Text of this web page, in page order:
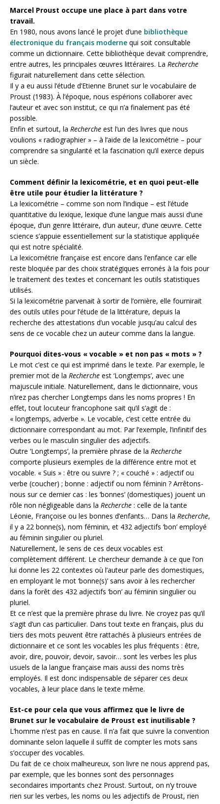
Marcel Proust occupe une place à part dans votre
travail.
En 1980, nous avons lancé le projet d’une bibliothèque
électronique du français moderne qui soit consultable
comme un dictionnaire. Cette bibliothèque devait comprendre,
entre autres, les principales œuvres littéraires. La Recherche
figurait naturellement dans cette sélection.
Il y a eu aussi l’étude d’Etienne Brunet sur le vocabulaire de
Proust (1983). À l’époque, nous espérions collaborer avec
l’auteur et avec son institut, ce qui n’a finalement pas été
possible.
Enfin et surtout, la Recherche est l’un des livres que nous
voulions « radiographier » – à l’aide de la lexicométrie – pour
comprendre sa singularité et la fascination qu’il exerce depuis
un siècle.
Comment définir la lexicométrie, et en quoi peut-elle
être utile pour étudier la littérature ?
La lexicométrie – comme son nom l’indique – est l’étude
quantitative du lexique, lexique d’une langue mais aussi d’une
époque, d’un genre littéraire, d’un auteur, d’une œuvre. Cette
science s’appuie essentiellement sur la statistique appliquée
qui est notre spécialité.
La lexicométrie française est encore dans l’enfance car elle
reste bloquée par des choix stratégiques erronés à la fois pour
le traitement des textes et concernant les outils statistiques
utilisés.
Si la lexicométrie parvenait à sortir de l’ornière, elle fournirait
des outils utiles pour l’étude de la littérature, depuis la
recherche des attestations d’un vocable jusqu’au calcul des
sens de ce vocable chez un auteur comme dans la langue.
Pourquoi dites-vous « vocable » et non pas « mots » ?
Le mot c’est ce qui est imprimé dans le texte. Par exemple, le
premier mot de la Recherche est ‘Longtemps’, avec une
majuscule initiale. Naturellement, dans le dictionnaire, vous
n’irez pas chercher Longtemps dans les noms propres ! En
effet, tout locuteur francophone sait qu’il s’agit de :
« longtemps, adverbe ». Le vocable, c’est cette entrée du
dictionnaire correspondant au mot. Par l’exemple, l’infinitif des
verbes ou le masculin singulier des adjectifs.
Outre ‘Longtemps’, la première phrase de la Recherche
comporte plusieurs exemples de la différence entre mot et
vocable. « Suis » : être ou suivre ? ; « couché » : adjectif ou
verbe (coucher) ; bonne : adjectif ou nom féminin ? Arrêtons-
nous sur ce dernier cas : les ‘bonnes’ (domestiques) jouent un
rôle non négligeable dans la Recherche : celle de la tante
Léonie, Françoise ou les bonnes d’enfants… Dans la Recherche,
il y a 22 bonne(s), nom féminin, et 432 adjectifs ‘bon’ employé
au féminin singulier ou pluriel.
Naturellement, le sens de ces deux vocables est
complètement différent. Le chercheur demande à ce que l’on
lui donne les 22 contextes où l’auteur parle des domestiques,
en employant le mot ‘bonne(s)’ sans avoir à les rechercher
dans la forêt des 432 adjectifs ‘bon’ au féminin singulier ou
pluriel.
Et ce n’est que la première phrase du livre. Ne croyez pas qu’il
s’agit d’un cas particulier. Dans tout texte en français, plus du
tiers des mots peuvent être rattachés à plusieurs entrées de
dictionnaire et ce sont les vocables les plus fréquents : être,
avoir, dire, pouvoir, devoir, savoir… sont les verbes les plus
usuels de la langue française mais aussi des noms très
employés. Il est donc indispensable de séparer ces deux
vocables, à leur place dans le texte même.
Est-ce pour cela que vous affirmez que le livre de
Brunet sur le vocabulaire de Proust est inutilisable ?
L’homme n’est pas en cause. Il n’a fait que suivre la convention
dominante selon laquelle il suffit de compter les mots sans
s’occuper des vocables.
Du fait de ce choix malheureux, son livre ne nous apprend pas,
par exemple, que les bonnes sont des personnages
secondaires importants chez Proust. Surtout, on n’y trouve
rien sur les verbes, les noms ou les adjectifs de Proust, rien